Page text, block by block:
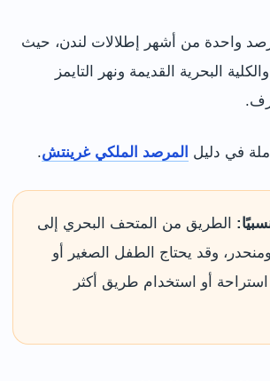
واحدة من أشهر إطلالات لندن، حيث
البحرية القديمة ونهر التايمز
في دليل المرصد الملكي غرينتش.
الطريق من المتحف البحري إلى
وقد يحتاج الطفل الصغير أو
أو استخدام طريق أكثر